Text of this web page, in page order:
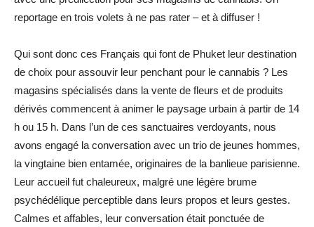
reportage en trois volets à ne pas rater – et à diffuser !
Qui sont donc ces Français qui font de Phuket leur destination
de choix pour assouvir leur penchant pour le cannabis ? Les
magasins spécialisés dans la vente de fleurs et de produits
dérivés commencent à animer le paysage urbain à partir de 14
h ou 15 h. Dans l’un de ces sanctuaires verdoyants, nous
avons engagé la conversation avec un trio de jeunes hommes,
la vingtaine bien entamée, originaires de la banlieue parisienne.
Leur accueil fut chaleureux, malgré une légère brume
psychédélique perceptible dans leurs propos et leurs gestes.
Calmes et affables, leur conversation était ponctuée de